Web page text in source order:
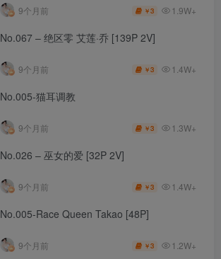
9个月前 ￥3 1.9W+
No.067 – 绝区零 艾莲·乔 [139P 2V]
9个月前 ￥3 1.4W+
No.005-猫耳调教
9个月前 ￥3 1.3W+
No.026 – 巫女的爱 [32P 2V]
9个月前 ￥3 1.4W+
No.005-Race Queen Takao [48P]
9个月前 ￥3 1.2W+